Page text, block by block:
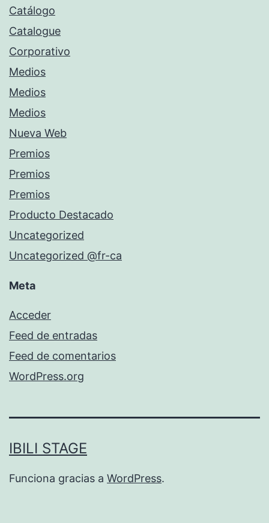
Catálogo
Catalogue
Corporativo
Medios
Medios
Medios
Nueva Web
Premios
Premios
Premios
Producto Destacado
Uncategorized
Uncategorized @fr-ca
Meta
Acceder
Feed de entradas
Feed de comentarios
WordPress.org
IBILI STAGE
Funciona gracias a WordPress.